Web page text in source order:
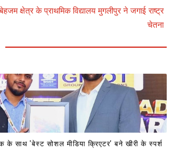
क्षेत्र के प्राथमिक विद्यालय मुगलीपुर ने जगाई राष्ट्र
चेतना
के साथ 'बेस्ट सोशल मीडिया क्रिएटर' बने खीरी के स्पर्श